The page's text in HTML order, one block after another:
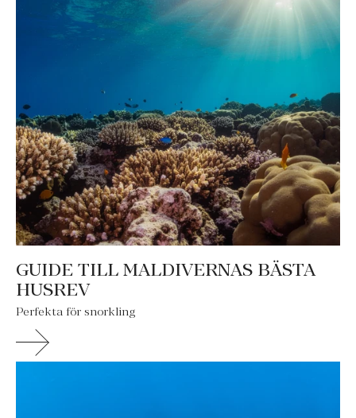
GUIDE TILL MALDIVERNAS BÄSTA
HUSREV
Perfekta för snorkling